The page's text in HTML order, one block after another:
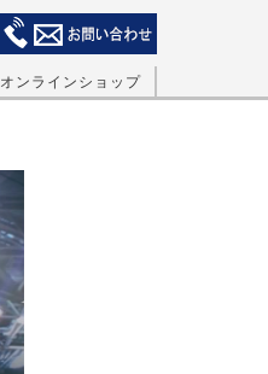
オンラインショップ